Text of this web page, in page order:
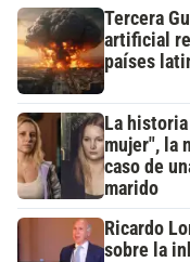
Tercera
artificial
países
La
mujer", la
caso de
marido
Ricardo
sobre la